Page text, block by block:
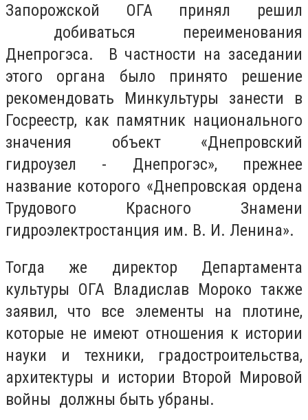
Запорожской ОГА принял решил
добиваться переименования
Днепрогэса. В частности на заседании
этого органа было принято решение
рекомендовать Минкультуры занести в
Госреестр, как памятник национального
значения объект «Днепровский
гидроузел - Днепрогэс», прежнее
название которого «Днепровская ордена
Трудового Красного Знамени
гидроэлектростанция им. В. И. Ленина».
Тогда же директор Департамента
культуры ОГА Владислав Мороко также
заявил, что все элементы на плотине,
которые не имеют отношения к истории
науки и техники, градостроительства,
архитектуры и истории Второй Мировой
войны должны быть убраны.